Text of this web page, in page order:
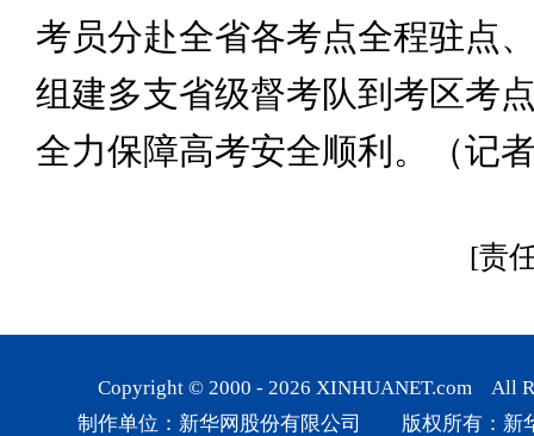
考员分赴全省各考点全程驻点
组建多支省级督考队到考区考
全力保障高考安全顺利。（记
[责
Copyright © 2000 - 2026 XINHUANET.com All
制作单位：新华网股份有限公司 版权所有：新